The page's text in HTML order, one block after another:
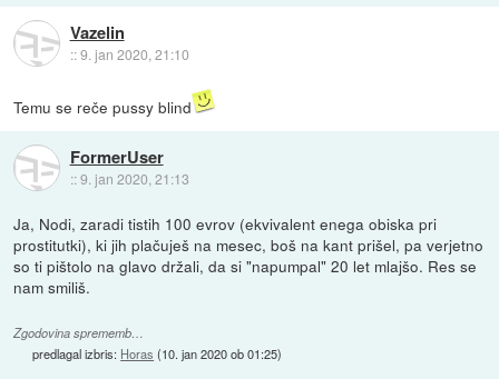
Vazelin
::9. jan 2020, 21:10
Temu se reče pussy blind
FormerUser
::9. jan 2020, 21:13
Ja, Nodi, zaradi tistih 100 evrov (ekvivalent enega obiska pri
prostitutki), ki jih plačuješ na mesec, boš na kant prišel, pa verjetno
so ti pištolo na glavo držali, da si "napumpal" 20 let mlajšo. Res se
nam smiliš.
Zgodovina sprememb…
predlagal izbris: Horas (10. jan 2020 ob 01:25)